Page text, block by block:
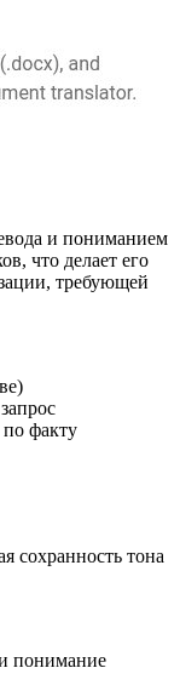
и пониманием
что делает его
требующей
по факту
сохранность тона
понимание